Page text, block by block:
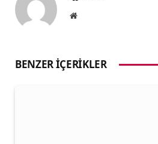
Website
BENZER İÇERIKLER